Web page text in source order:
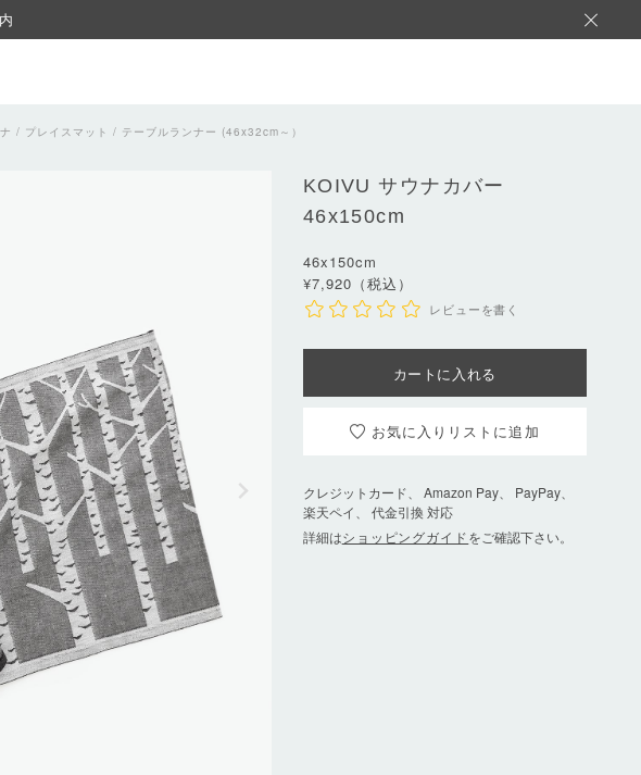
/ プレイスマット / テーブルランナー (46x32cm～）
KOIVUサウナカバー
46x150cm
46x150cm
¥7,920（税込）
レビューを書く
お気に入りリスト
クレジットカード、 Amazon Pay、 PayPay、
楽天ペイ、 代金引換 対応
詳細はショッピングガイドをご確認下さい。